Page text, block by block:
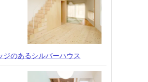
ジのあるシルバーハウス